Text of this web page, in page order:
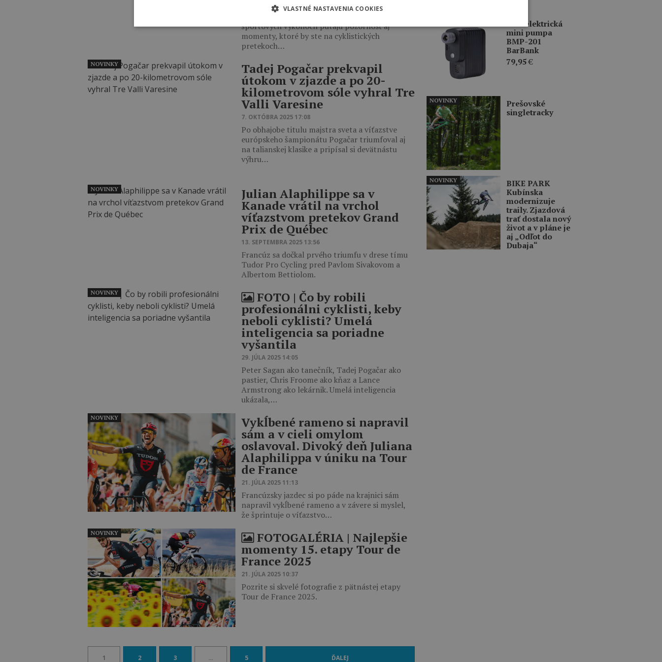
18. NOVEMBRA 2025 14:38
športových výkonoch pútajú pozornosť aj
momenty, ktoré by ste na cyklistických
pretekoch…
Tadej Pogačar prekvapil
útokom v zjazde a po 20-
kilometrovom sóle vyhral Tre
Valli Varesine
7. OKTÓBRA 2025 17:08
Po obhajobe titulu majstra sveta a víťazstve
európskeho šampionátu Pogačar triumfoval aj
na talianskej klasike a pripísal si devätnástu
výhru…
NOVINKY
Julian Alaphilippe sa v
Kanade vrátil na vrchol
víťazstvom pretekov Grand
Prix de Québec
13. SEPTEMBRA 2025 13:56
Francúz sa dočkal prvého triumfu v drese tímu
Tudor Pro Cycling pred Pavlom Sivakovom a
Albertom Bettiolom.
NOVINKY
FOTO ‎| Čo by robili
profesionálni cyklisti, keby
neboli cyklisti? Umelá
inteligencia sa poriadne
vyšantila
29. JÚLA 2025 14:05
Peter Sagan ako tanečník, Tadej Pogačar ako
pastier, Chris Froome ako kňaz a Lance
Armstrong ako lekárnik. Umelá inteligencia
ukázala,…
NOVINKY
Vykĺbené rameno si napravil
sám a v cieli omylom
oslavoval. Divoký deň Juliana
Alaphilippa v úniku na Tour
de France
21. JÚLA 2025 11:13
Francúzsky jazdec si po páde na krajnici sám
napravil vykĺbené rameno a v závere si myslel,
že šprintuje o víťazstvo…
NOVINKY
FOTOGALÉRIA | Najlepšie
momenty 15. etapy Tour de
France 2025
21. JÚLA 2025 10:37
Pozrite si skvelé fotografie z pätnástej etapy
Tour de France 2025.
NOVINKY
1 2 3 … 5 ĎALEJ
BBB elektrická
mini pumpa
BMP-201
BarBank
79,95€
Prešovské
singletracky
NOVINKY
BIKE PARK
Kubínska
modernizuje
traily. Zjazdová
trať dostala nový
život a v pláne je
aj „Odľot do
Dubaja“
NOVINKY
VLASTNÉ NASTAVENIA COOKIES